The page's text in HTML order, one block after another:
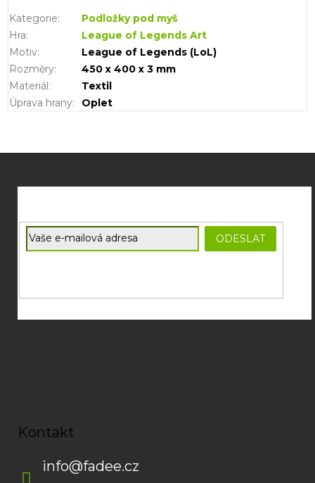
Kategorie:
Podložky pod myš
Hra:
League of Legends Art
Motiv:
League of Legends (LoL)
Rozměry:
450 x 400 x 3 mm
Materiál:
Textil
Úprava hrany: Oplet
E-mail
ODESLAT
Kontakt
info@fadee.cz